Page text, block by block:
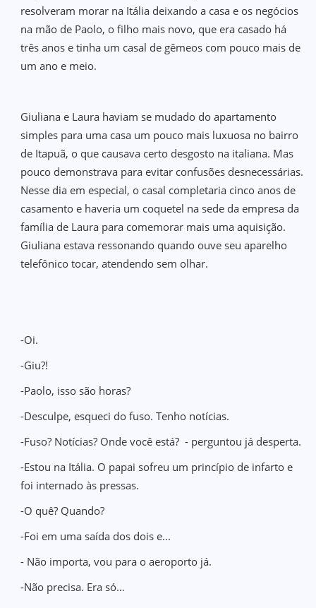
resolveram morar na Itália deixando a casa e os negócios
na mão de Paolo, o filho mais novo, que era casado há
três anos e tinha um casal de gêmeos com pouco mais de
um ano e meio.
Giuliana e Laura haviam se mudado do apartamento
simples para uma casa um pouco mais luxuosa no bairro
de Itapuã, o que causava certo desgosto na italiana. Mas
pouco demonstrava para evitar confusões desnecessárias.
Nesse dia em especial, o casal completaria cinco anos de
casamento e haveria um coquetel na sede da empresa da
família de Laura para comemorar mais uma aquisição.
Giuliana estava ressonando quando ouve seu aparelho
telefônico tocar, atendendo sem olhar.
-Oi.
-Giu?!
-Paolo, isso são horas?
-Desculpe, esqueci do fuso. Tenho notícias.
-Fuso? Notícias? Onde você está? - perguntou já desperta.
-Estou na Itália. O papai sofreu um princípio de infarto e
foi internado às pressas.
-O quê? Quando?
-Foi em uma saída dos dois e...
- Não importa, vou para o aeroporto já.
-Não precisa. Era só…